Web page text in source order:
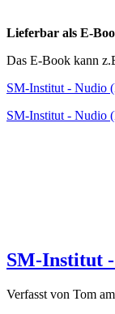
Lieferbar als E-
Das E-Book kann
SM-Institut - Nudio
SM-Institut - Nudio
SM-Institut
Verfasst von Tom am